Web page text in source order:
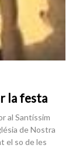
la festa
al Santíssim
de Nostra
el so de les